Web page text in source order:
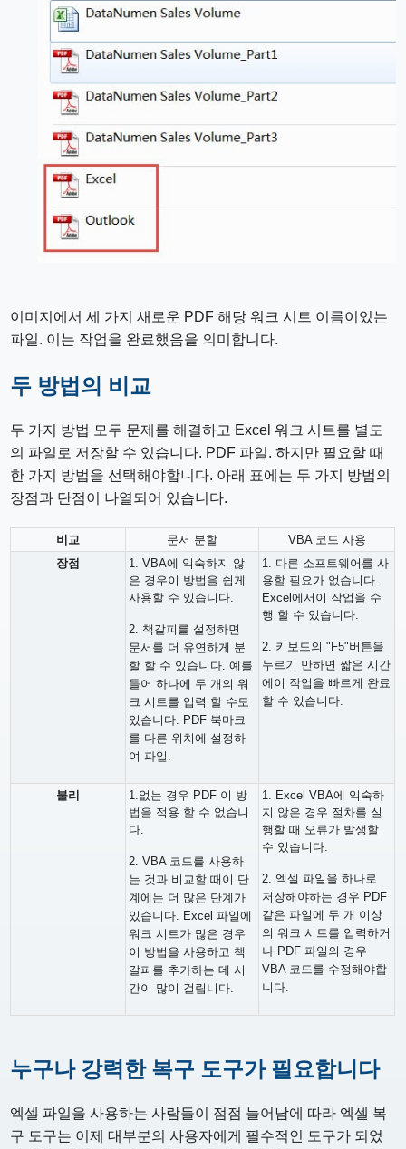
이미지에서 세 가지 새로운 PDF 해당 워크 시트 이름이있는
파일. 이는 작업을 완료했음을 의미합니다.
두 방법의 비교
두 가지 방법 모두 문제를 해결하고 Excel 워크 시트를 별도
의 파일로 저장할 수 있습니다. PDF 파일. 하지만 필요할 때
한 가지 방법을 선택해야합니다. 아래 표에는 두 가지 방법의
장점과 단점이 나열되어 있습니다.
비교 문서 분할
VBA 코드 사용
장점
1. VBA에 익숙하지 않
은 경우이 방법을 쉽게
사용할 수 있습니다.
2. 책갈피를 설정하면
문서를 더 유연하게 분
할 할 수 있습니다. 예를
들어 하나에 두 개의 워
크 시트를 입력 할 수도
있습니다. PDF 북마크
를 다른 위치에 설정하
여 파일.
1. 다른 소프트웨어를 사
용할 필요가 없습니다.
Excel에서이 작업을 수
행 할 수 있습니다.
2. 키보드의 "F5"버튼을
누르기 만하면 짧은 시간
에이 작업을 빠르게 완료
할 수 있습니다.
불리
1.없는 경우 PDF 이 방
법을 적용 할 수 없습니
다.
2. VBA 코드를 사용하
는 것과 비교할 때이 단
계에는 더 많은 단계가
있습니다. Excel 파일에
워크 시트가 많은 경우
이 방법을 사용하고 책
갈피를 추가하는 데 시
간이 많이 걸립니다.
1. Excel VBA에 익숙하
지 않은 경우 절차를 실
행할 때 오류가 발생할
수 있습니다.
2. 엑셀 파일을 하나로
저장해야하는 경우 PDF
같은 파일에 두 개 이상
의 워크 시트를 입력하거
나 PDF 파일의 경우
VBA 코드를 수정해야합
니다.
누구나 강력한 복구 도구가 필요합니다
엑셀 파일을 사용하는 사람들이 점점 늘어남에 따라 엑셀 복
구 도구는 이제 대부분의 사용자에게 필수적인 도구가 되었